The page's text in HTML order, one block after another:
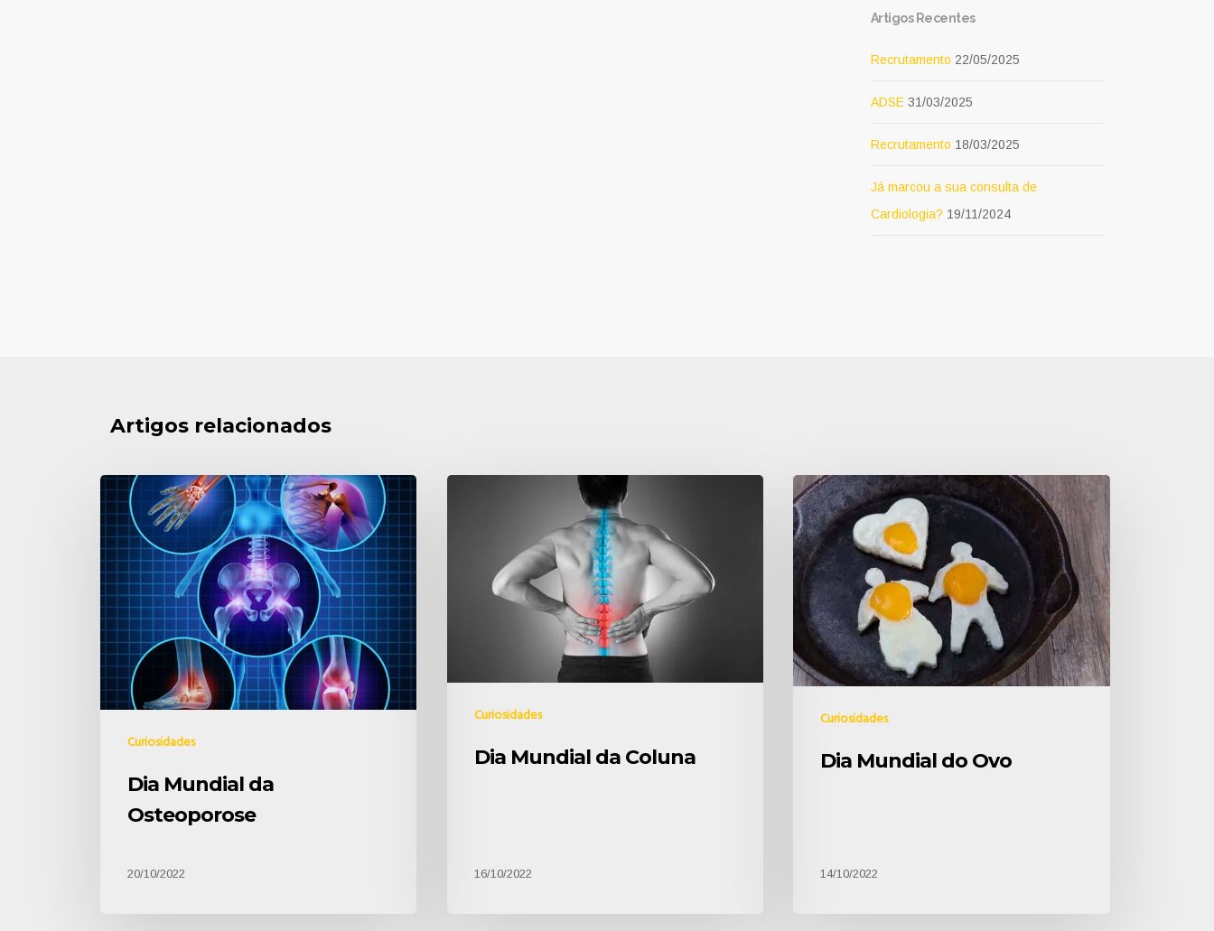
Artigos Recentes
Recrutamento 22/05/2025
ADSE 31/03/2025
Recrutamento 18/03/2025
Já marcou a sua consulta de
Cardiologia? 19/11/2024
Artigos relacionados
Curiosidades
Dia Mundial da
Osteoporose
20/10/2022
Curiosidades
Dia Mundial da Coluna
16/10/2022
Curiosidades
Dia Mundial do Ovo
14/10/2022